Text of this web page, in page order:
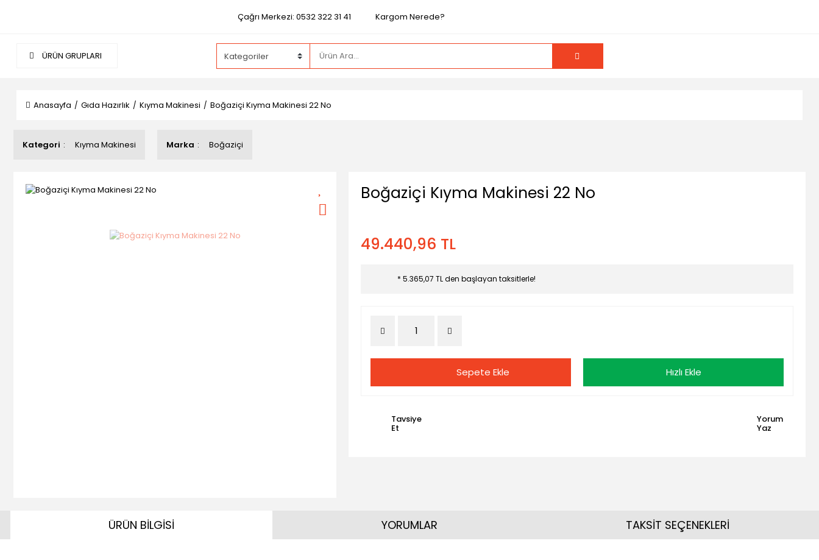
Çağrı Merkezi: 0532 322 31 41 Kargom Nerede?
ÜRÜN GRUPLARI
Anasayfa Gıda Hazırlık Kıyma Makinesi Boğaziçi Kıyma Makinesi 22 No
Kategori Kıyma Makinesi Marka Boğaziçi
Boğaziçi Kıyma Makinesi 22 No
49.440,96 TL
* 5.365,07 TL den başlayan taksitlerle!
Sepete Ekle Hızlı Ekle
Tavsiye
Et
Yorum
Yaz
ÜRÜN BİLGİSİ YORUMLAR TAKSİT SEÇENEKLERİ